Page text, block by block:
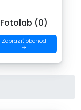
Fotolab (0)
Zobraziť obchod
→